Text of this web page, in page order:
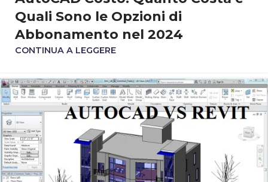
Quali Sono le Opzioni di
Abbonamento nel 2024
CONTINUA A LEGGERE